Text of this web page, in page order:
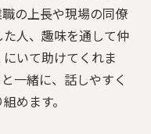
の上長や現場の同僚
人、趣味を通して仲
いて助けてくれま
一緒に、話しやすく
めます。